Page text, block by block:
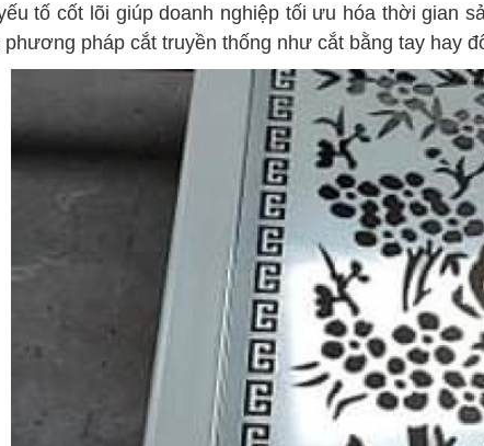
tố cốt lõi giúp doanh nghiệp tối ưu hóa thời gian
pháp cắt truyền thống như cắt bằng tay hay